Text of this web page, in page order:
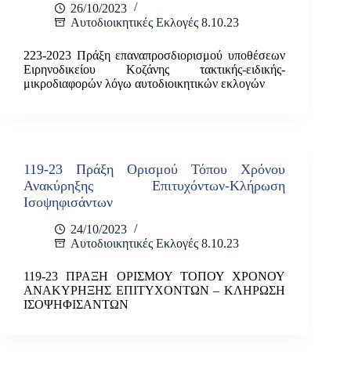
26/10/2023
Αυτοδιοικητικές Εκλογές 8.10.23
223-2023 Πράξη επαναπροσδιορισμού υποθέσεων
Ειρηνοδικείου Κοζάνης τακτικής-ειδικής-
μικροδιαφορών λόγω αυτοδιοικητικών εκλογών
119-23 Πράξη Ορισμού Τόπου Χρόνου
Ανακύρηξης Επιτυχόντων-Κλήρωση
Ισοψηφισάντων
24/10/2023
Αυτοδιοικητικές Εκλογές 8.10.23
119-23 ΠΡΑΞΗ ΟΡΙΣΜΟΥ ΤΟΠΟΥ ΧΡΟΝΟΥ
ΑΝΑΚΥΡΗΞΗΣ ΕΠΙΤΥΧΟΝΤΩΝ – ΚΛΗΡΩΣΗ
ΙΣΟΨΗΦΙΣΑΝΤΩΝ